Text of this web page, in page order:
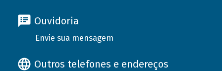
Ouvidoria
Envie sua mensagem
Outros telefones e endereços